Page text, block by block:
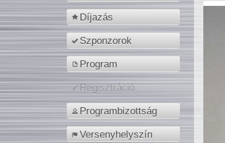
Díjazás
Szponzorok
Program
Regisztráció
Programbizottság
Versenyhelyszín